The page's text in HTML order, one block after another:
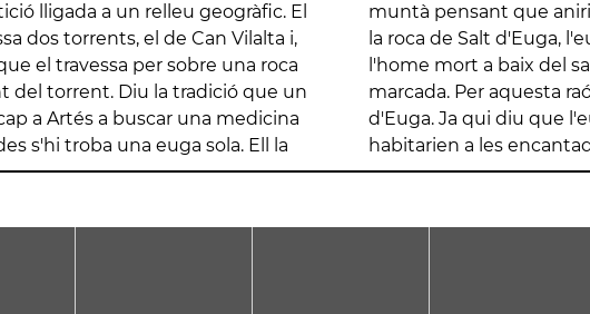
lligada a un relleu geogràfic. El
dos torrents, el de Can Vilalta i,
el travessa per sobre una roca
del torrent. Diu la tradició que un
a Artés a buscar una medicina
s'hi troba una euga sola. Ell la
En tornar d'Artés i passar per
El dia següent trobaren a
costat de la roca, la pota d'euga
racó se'l anomena el Salt
seria una de les bruixes que
habitarien a les